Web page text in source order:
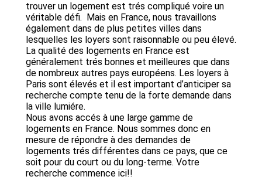
trouver un logement est trés compliqué voire un
véritable défi. Mais en France, nous travaillons
également dans de plus petites villes dans
lesquelles les loyers sont raisonnable ou peu élevé.
La qualité des logements en France est
généralement trés bonnes et meilleures que dans
de nombreux autres pays européens. Les loyers à
Paris sont élevés et il est important d’anticiper sa
recherche compte tenu de la forte demande dans
la ville lumiére.
Nous avons accés à une large gamme de
logements en France. Nous sommes donc en
mesure de répondre à des demandes de
logements trés différentes dans ce pays, que ce
soit pour du court ou du long-terme. Votre
recherche commence ici!!